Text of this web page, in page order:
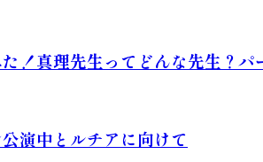
！真理先生ってどんな先生？パ
演中とルチアに向けて